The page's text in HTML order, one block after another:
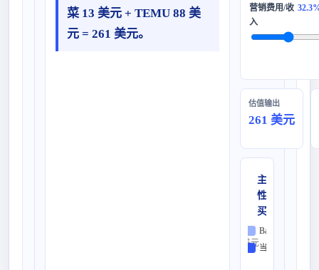
菜 13 美元 + TEMU 88 美
元 = 261 美元。
营销费用/收
入
估值输出
261 美元
美元
Base
当前
主站是估值
性来源，
买菜贡献偏